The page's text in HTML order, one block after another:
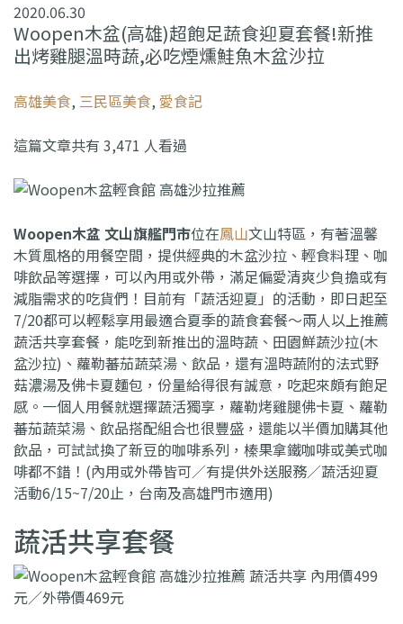
2020.06.30
Woopen木盆(高雄)超飽足蔬食迎夏套餐!新推
出烤雞腿溫時蔬,必吃煙燻鮭魚木盆沙拉
高雄美食, 三民區美食, 愛食記
這篇文章共有 3,471 人看過
Woopen木盆 文山旗艦門市位在鳳山文山特區，有著溫馨
木質風格的用餐空間，提供經典的木盆沙拉、輕食料理、咖
啡飲品等選擇，可以內用或外帶，滿足偏愛清爽少負擔或有
減脂需求的吃貨們！目前有「蔬活迎夏」的活動，即日起至
7/20都可以輕鬆享用最適合夏季的蔬食套餐～兩人以上推薦
蔬活共享套餐，能吃到新推出的溫時蔬、田園鮮蔬沙拉(木
盆沙拉)、蘿勒蕃茄蔬菜湯、飲品，還有溫時蔬附的法式野
菇濃湯及佛卡夏麵包，份量給得很有誠意，吃起來頗有飽足
感。一個人用餐就選擇蔬活獨享，蘿勒烤雞腿佛卡夏、蘿勒
蕃茄蔬菜湯、飲品搭配組合也很豐盛，還能以半價加購其他
飲品，可試試換了新豆的咖啡系列，榛果拿鐵咖啡或美式咖
啡都不錯！(內用或外帶皆可／有提供外送服務／蔬活迎夏
活動6/15~7/20止，台南及高雄門市適用)
蔬活共享套餐